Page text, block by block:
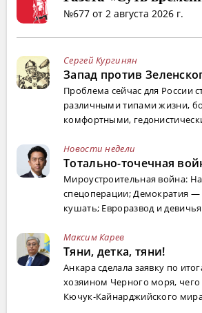
№677 от 2 августа 2026 г.
Сергей Кургинян
Запад против
Проблема сейчас для России
различными типами жизни,
комфортными,
Новости недели
Тотально-точечная
Мироустроительная война:
спецоперации; Демократия —
кушать; Евроразвод и
Максим Карев
Тяни, детка, тяни!
Анкара сделала заявку по
хозяином Черного моря,
Кючук-Кайнарджийского